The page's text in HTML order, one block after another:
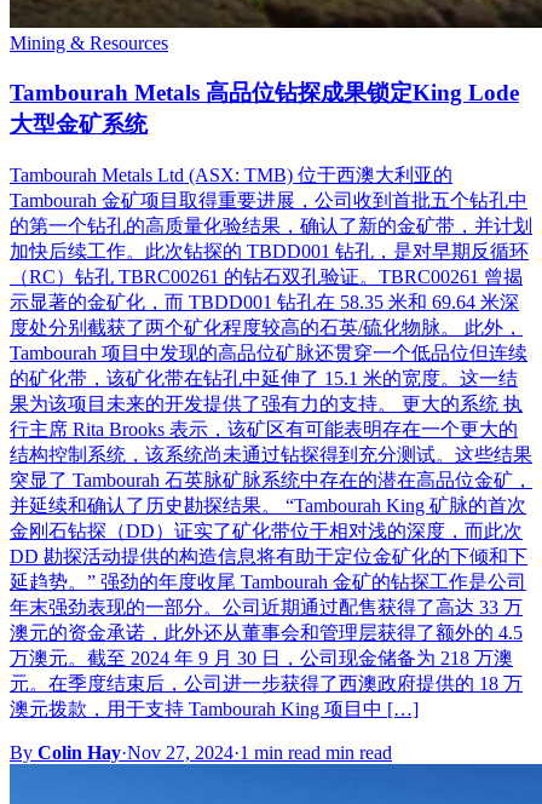
Mining & Resources
Tambourah Metals 高品位钻探成果锁定King Lode
大型金矿系统
Tambourah Metals Ltd (ASX: TMB) 位于西澳大利亚的
Tambourah 金矿项目取得重要进展，公司收到首批五个钻孔中
的第一个钻孔的高质量化验结果，确认了新的金矿带，并计划
加快后续工作。此次钻探的 TBDD001 钻孔，是对早期反循环
（RC）钻孔 TBRC00261 的钻石双孔验证。TBRC00261 曾揭
示显著的金矿化，而 TBDD001 钻孔在 58.35 米和 69.64 米深
度处分别截获了两个矿化程度较高的石英/硫化物脉。 此外，
Tambourah 项目中发现的高品位矿脉还贯穿一个低品位但连续
的矿化带，该矿化带在钻孔中延伸了 15.1 米的宽度。这一结
果为该项目未来的开发提供了强有力的支持。 更大的系统 执
行主席 Rita Brooks 表示，该矿区有可能表明存在一个更大的
结构控制系统，该系统尚未通过钻探得到充分测试。这些结果
突显了 Tambourah 石英脉矿脉系统中存在的潜在高品位金矿，
并延续和确认了历史勘探结果。 “Tambourah King 矿脉的首次
金刚石钻探（DD）证实了矿化带位于相对浅的深度，而此次
DD 勘探活动提供的构造信息将有助于定位金矿化的下倾和下
延趋势。” 强劲的年度收尾 Tambourah 金矿的钻探工作是公司
年末强劲表现的一部分。公司近期通过配售获得了高达 33 万
澳元的资金承诺，此外还从董事会和管理层获得了额外的 4.5
万澳元。截至 2024 年 9 月 30 日，公司现金储备为 218 万澳
元。在季度结束后，公司进一步获得了西澳政府提供的 18 万
澳元拨款，用于支持 Tambourah King 项目中 […]
By Colin Hay·Nov 27, 2024·1 min read min read